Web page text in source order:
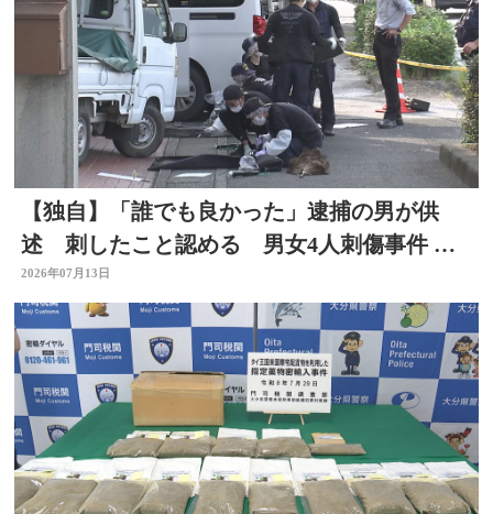
【独自】「誰でも良かった」逮捕の男が供
述 刺したこと認める 男女4人刺傷事件 被
害者と面識なし 大分
2026年07月13日